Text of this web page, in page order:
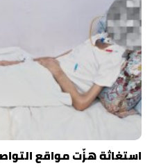
استغاثة هزّت مواقع